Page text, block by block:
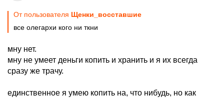
От пользователя Щенки_восставшие
все олегархи кого ни ткни
мну нет.
мну не умеет деньги копить и хранить и я их всегда
сразу же трачу.
единственное я умею копить на, что нибудь, но как